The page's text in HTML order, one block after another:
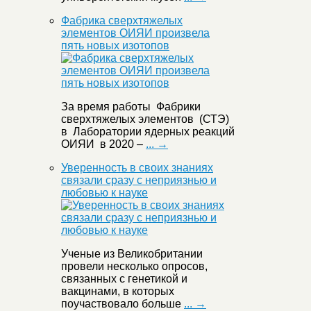
Фабрика сверхтяжелых
элементов ОИЯИ произвела
пять новых изотопов
За время работы Фабрики
сверхтяжелых элементов (СТЭ)
в Лаборатории ядерных реакций
ОИЯИ в 2020 – ... →
Уверенность в своих знаниях
связали сразу с неприязнью и
любовью к науке
Ученые из Великобритании
провели несколько опросов,
связанных с генетикой и
вакцинами, в которых
поучаствовало больше ... →